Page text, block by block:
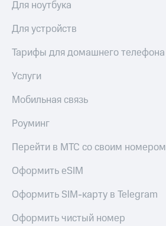
Для ноутбука
Для устройств
Тарифы для домашнего телефона
Услуги
Мобильная связь
Роуминг
Перейти в МТС со своим номером
Оформить eSIM
Оформить SIM-карту в Telegram
Оформить чистый номер